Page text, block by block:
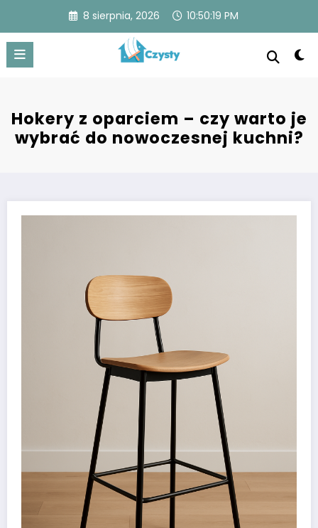
content
8 sierpnia, 2026 10:50:20 PM
Hokery z oparciem – czy warto je
wybrać do nowoczesnej kuchni?